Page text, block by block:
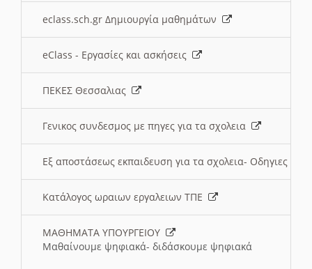
eclass.sch.gr Δημιουργία μαθημάτων
eClass - Εργασίες και ασκήσεις
ΠΕΚΕΣ Θεσσαλιας
Γενικος συνδεσμος με πηγες για τα σχολεια
Εξ αποστάσεως εκπαιδευση για τα σχολεια- Οδηγιες
Κατάλογος ωραιων εργαλειων ΤΠΕ
ΜΑΘΗΜΑΤΑ ΥΠΟΥΡΓΕΙΟΥ
Μαθαίνουμε ψηφιακά- διδάσκουμε ψηφιακά